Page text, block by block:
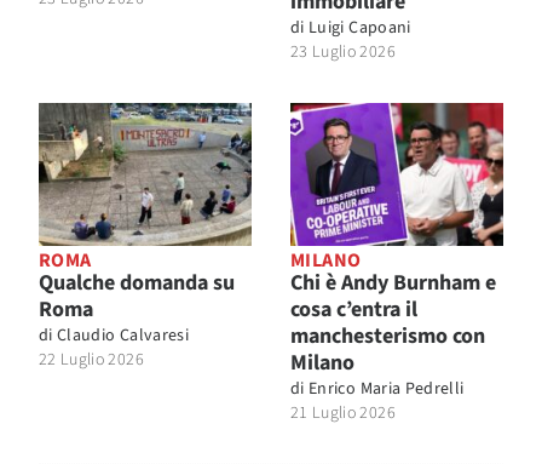
di Luigi Capoani
23 Luglio 2026
ROMA
Qualche domanda su
Roma
di Claudio Calvaresi
22 Luglio 2026
MILANO
Chi è Andy Burnham e
cosa c’entra il
manchesterismo con
Milano
di Enrico Maria Pedrelli
21 Luglio 2026